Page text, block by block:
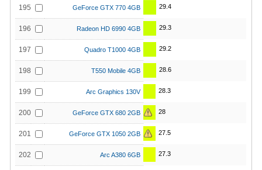
195 GeForce GTX 770 4GB 29.4
196 Radeon HD 6990 4GB 29.3
197 Quadro T1000 4GB 29.2
198 T550 Mobile 4GB 28.6
199 Arc Graphics 130V 28.3
200 GeForce GTX 680 2GB 28
201 GeForce GTX 1050 2GB 27.5
202 Arc A380 6GB 27.3